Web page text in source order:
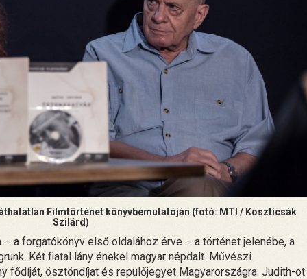
Filmtörténet könyvbemutatóján (fotó: MTI / Koszticsák
Szilárd)
a forgatókönyv első oldalához érve – a történet jelenébe, a
Két fiatal lány énekel magyar népdalt. Művészi
fődíját, ösztöndíjat és repülőjegyet Magyarországra. Judith-ot